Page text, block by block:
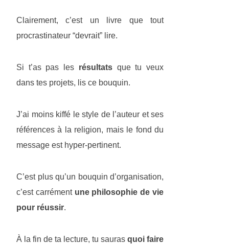
Clairement, c’est un livre que tout
procrastinateur “devrait” lire.
Si t’as pas les résultatsque tu veux
dans tes projets, lis ce bouquin.
J’ai moins kiffé le style de l’auteur et ses
références à la religion, mais le fond du
message est hyper-pertinent.
C’est plus qu’un bouquin d’organisation,
c’est carrément une philosophie de vie
pour réussir.
À la fin de ta lecture, tu sauras quoi faire